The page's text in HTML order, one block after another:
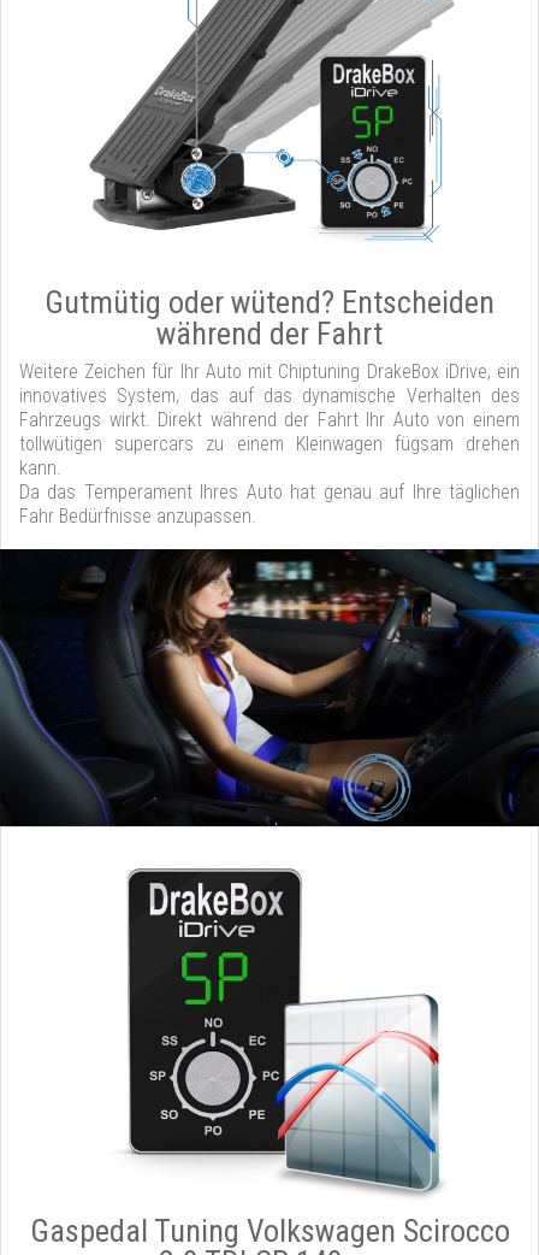
Gutmütig oder wütend? Entscheiden
während der Fahrt
Weitere Zeichen für Ihr Auto mit Chiptuning DrakeBox iDrive, ein
innovatives System, das auf das dynamische Verhalten des
Fahrzeugs wirkt. Direkt während der Fahrt Ihr Auto von einem
tollwütigen supercars zu einem Kleinwagen fügsam drehen
kann.
Da das Temperament Ihres Auto hat genau auf Ihre täglichen
Fahr Bedürfnisse anzupassen.
Gaspedal Tuning Volkswagen Scirocco